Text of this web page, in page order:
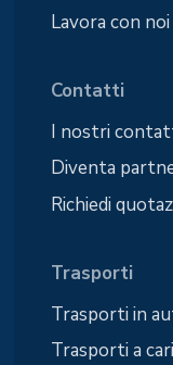
Lavora con noi
Contatti
I nostri
Diventa
Richiedi
Trasporti
Trasporti in
Trasporti a